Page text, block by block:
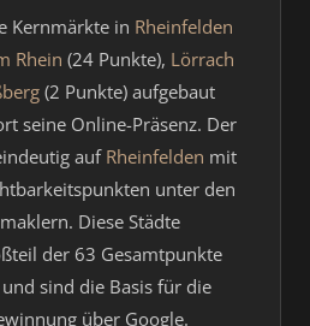
Kernmärkte in Rheinfelden
Rhein (24 Punkte), Lörrach
(2 Punkte) aufgebaut
seine Online-Präsenz. Der
auf Rheinfelden mit
unter den
Diese Städte
der 63 Gesamtpunkte
sind die Basis für die
über Google.